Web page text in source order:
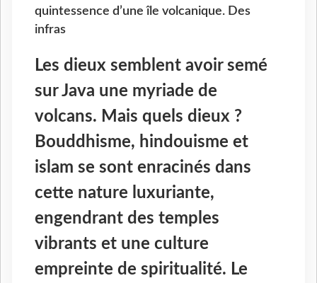
quintessence d’une île volcanique. Des
infras
Les dieux semblent avoir semé
sur Java une myriade de
volcans. Mais quels dieux ?
Bouddhisme, hindouisme et
islam se sont enracinés dans
cette nature luxuriante,
engendrant des temples
vibrants et une culture
empreinte de spiritualité. Le